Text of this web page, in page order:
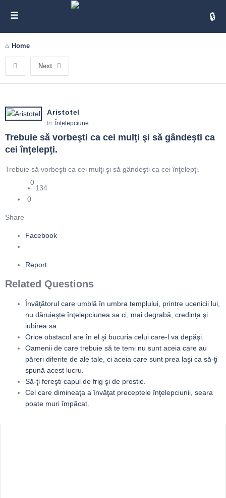
Home
Next
Aristotel
In: Înțelepciune
Trebuie să vorbeşti ca cei mulţi şi să gândeşti ca
cei înţelepţi.
Trebuie să vorbeşti ca cei mulţi şi să gândeşti ca cei înţelepţi.
0
134
0
Share
Facebook
Report
Related Questions
Învăţătorul care umblă în umbra templului, printre ucenicii lui,
nu dăruieşte înţelepciunea sa ci, mai degrabă, credinţa şi
iubirea sa.
Orice obstacol are în el şi bucuria celui care-l va depăşi.
Oamenii de care trebuie să te temi nu sunt aceia care au
păreri diferite de ale tale, ci aceia care sunt prea laşi ca să-ţi
spună acest lucru.
Să-ţi fereşti capul de frig şi de prostie.
Cel care dimineaţa a învăţat preceptele înţelepciunii, seara
poate muri împăcat.